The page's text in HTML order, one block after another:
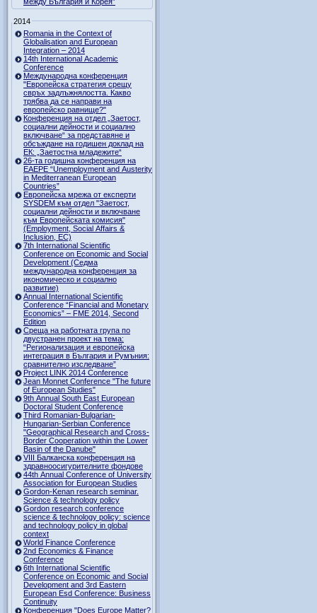
2014
Romania in the Context of
Globalisation and European
Integration – 2014
14th International Academic
Conference
Международна конференция
"Европейска стратегия срещу
свръх задлъжнялостта. Какво
трябва да се направи на
европейско равнище?"
Конференция на отдел „Заетост,
социални дейности и социално
включване“ за представяне и
обсъждане на годишен доклад на
ЕК: „Заетостна младежите“
26-та годишна конференция на
EAEPE “Unemployment and Austerity
in Mediterranean European
Countries”
Eвропейска мрежа от експерти
SYSDEM към отдел "Заетост,
социални дейности и включване
към Европейската комисия"
(Employment, Social Affairs &
Inclusion, ЕС)
7th International Scientific
Conference on Economic and Social
Development (Седма
международна конференция за
икономическо и социално
развитие)
Annual International Scientific
Conference “Financial and Monetary
Economics” – FME 2014, Second
Edition
Среща на работната група по
двустранен проект на тема:
“Регионализация и европейска
интеграция в България и Румъния:
сравнително изследване”
Project LINK 2014 Conference
Jean Monnet Conference "The future
of European Studies"
9th Annual South East European
Doctoral Student Conference
Third Romanian-Bulgarian-
Hungarian-Serbian Conference
"Geographical Research and Cross-
Border Cooperation within the Lower
Basin of the Danube"
VIII Балканска конференция на
здравноосигурителните фондове
44th Annual Conference of University
Association for European Studies
Gordon-Kenan research seminar.
Science & technology policy
Gordon research сonference
science & technology policy: science
and technology policy in global
context
World Finance Conference
2nd Economics & Finance
Conference
6th International Scientific
Conference оn Economic and Social
Development and 3rd Eastern
European Esd Conference: Business
Continuity
Конференция "Does Europe Matter?